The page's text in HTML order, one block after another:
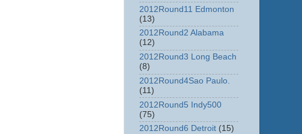
2012Round11 Edmonton
(13)
2012Round2 Alabama
(12)
2012Round3 Long Beach
(8)
2012Round4Sao Paulo.
(11)
2012Round5 Indy500
(75)
2012Round6 Detroit (15)